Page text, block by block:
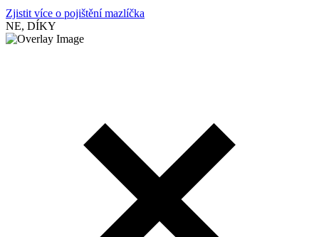
Zjistit více o pojištění mazlíčka
NE, DÍKY